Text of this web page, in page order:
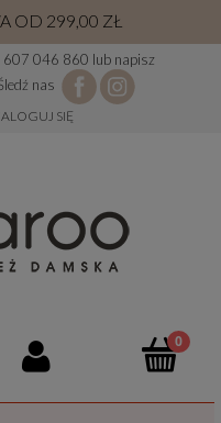
OD 299,00 ZŁ
607 046 860 lub napisz
nas
SIĘ